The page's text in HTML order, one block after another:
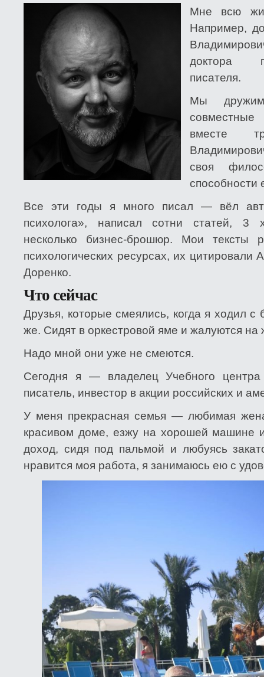
Мне всю
Например,
доктора
писателя.
Мы
вместе
своя
способности
Все эти годы я много писал — вёл
психолога», написал сотни статей, 3
несколько бизнес-брошюр. Мои тексты
психологических ресурсах, их
Доренко.
Что сейчас
Друзья, которые смеялись, когда я ходил
же. Сидят в оркестровой яме и жалуются на
Надо мной они уже не смеются.
Сегодня я — владелец Учебного центра
писатель, инвестор в акции российских и
У меня прекрасная семья — любимая
красивом доме, езжу на хорошей машине
доход, сидя под пальмой и любуясь
нравится моя работа, я занимаюсь ею с